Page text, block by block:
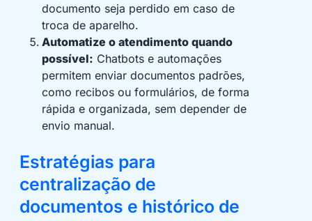
documento seja perdido em caso de
troca de aparelho.
Automatize o atendimento quando
possível: Chatbots e automações
permitem enviar documentos padrões,
como recibos ou formulários, de forma
rápida e organizada, sem depender de
envio manual.
Estratégias para
centralização de
documentos e histórico de